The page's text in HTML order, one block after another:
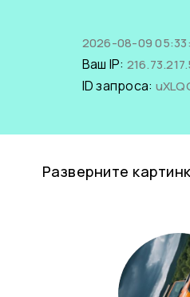
2026-08-09
Ваш IP:
ID запроса:
Разверните